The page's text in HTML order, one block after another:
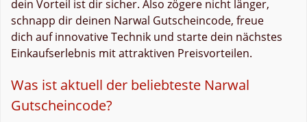
dein Vorteil ist dir sicher. Also zögere nicht länger,
schnapp dir deinen Narwal Gutscheincode, freue
dich auf innovative Technik und starte dein nächstes
Einkaufserlebnis mit attraktiven Preisvorteilen.
Was ist aktuell der beliebteste Narwal
Gutscheincode?